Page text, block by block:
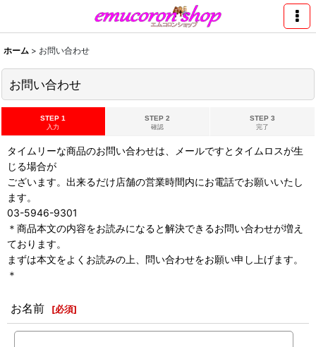
ホーム > お問い合わせ
お問い合わせ
STEP 1
入力
STEP 2
確認
STEP 3
完了
タイムリーな商品のお問い合わせは、メールですとタイムロスが生
じる場合が
ございます。出来るだけ店舗の営業時間内にお電話でお願いいたし
ます。
03-5946-9301
＊商品本文の内容をお読みになると解決できるお問い合わせが増え
ております。
まずは本文をよくお読みの上、問い合わせをお願い申し上げます。
＊
お名前 [必須]